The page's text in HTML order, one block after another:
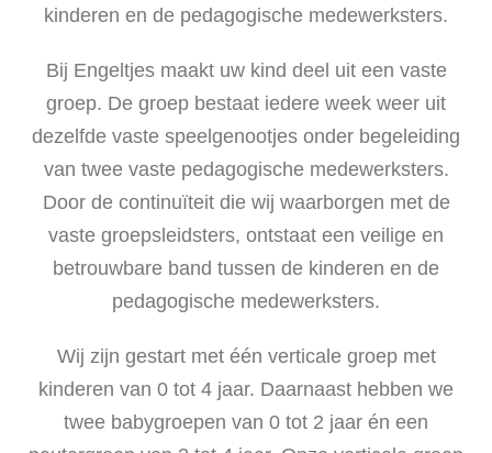
kinderen en de pedagogische medewerksters.
Bij Engeltjes maakt uw kind deel uit een vaste
groep. De groep bestaat iedere week weer uit
dezelfde vaste speelgenootjes onder begeleiding
van twee vaste pedagogische medewerksters.
Door de continuïteit die wij waarborgen met de
vaste groepsleidsters, ontstaat een veilige en
betrouwbare band tussen de kinderen en de
pedagogische medewerksters.
Wij zijn gestart met één verticale groep met
kinderen van 0 tot 4 jaar. Daarnaast hebben we
twee babygroepen van 0 tot 2 jaar én een